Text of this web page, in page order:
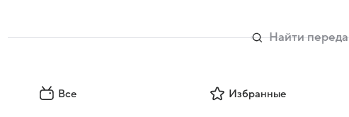
Все Избранные